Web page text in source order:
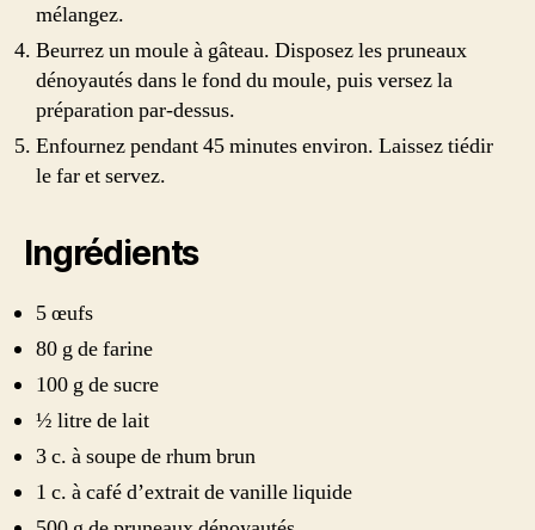
mélangez.
Beurrez un moule à gâteau. Disposez les pruneaux
dénoyautés dans le fond du moule, puis versez la
préparation par-dessus.
Enfournez pendant 45 minutes environ. Laissez tiédir
le far et servez.
Ingrédients
5 œufs
80 g de farine
100 g de sucre
½ litre de lait
3 c. à soupe de rhum brun
1 c. à café d’extrait de vanille liquide